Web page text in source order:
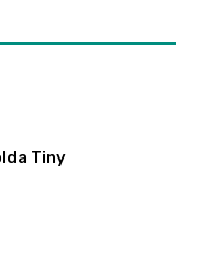
Tiny